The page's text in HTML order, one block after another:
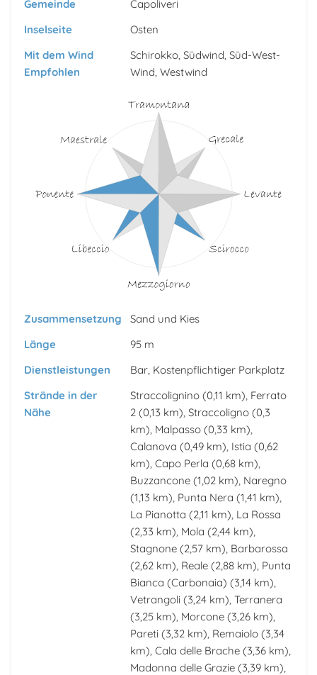
Gemeinde
Capoliveri
Inselseite
Osten
Mit dem Wind
Empfohlen
Schirokko, Südwind, Süd-West-
Wind, Westwind
Zusammensetzung
Sand und Kies
Länge
95 m
Dienstleistungen
Bar, Kostenpflichtiger Parkplatz
Strände in der
Nähe
Straccolignino (0,11 km), Ferrato
2 (0,13 km), Straccoligno (0,3
km), Malpasso (0,33 km),
Calanova (0,49 km), Istia (0,62
km), Capo Perla (0,68 km),
Buzzancone (1,02 km), Naregno
(1,13 km), Punta Nera (1,41 km),
La Pianotta (2,11 km), La Rossa
(2,33 km), Mola (2,44 km),
Stagnone (2,57 km), Barbarossa
(2,62 km), Reale (2,88 km), Punta
Bianca (Carbonaia) (3,14 km),
Vetrangoli (3,24 km), Terranera
(3,25 km), Morcone (3,26 km),
Pareti (3,32 km), Remaiolo (3,34
km), Cala delle Brache (3,36 km),
Madonna delle Grazie (3,39 km),